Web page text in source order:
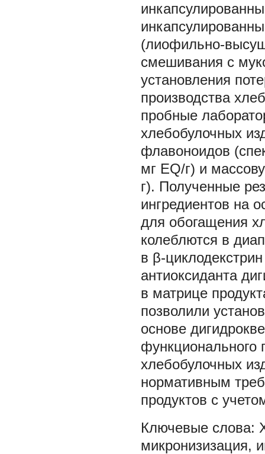
(лиофильно-
смешивания с
установления
производства
пробные
хлебобулочных
флавоноидов
мг EQ/г) и
г). Полученные
ингредиентов на
для обогащения
колеблются в
в β-
антиоксиданта
в матрице
позволили
основе
функционального
хлебобулочных
нормативным
продуктов с
микронизизация,